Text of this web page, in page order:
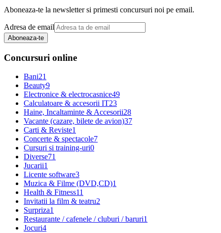
Aboneaza-te la newsletter si primesti concursuri noi pe email.
Adresa de email
Aboneaza-te
Concursuri online
Bani21
Beauty9
Electronice & electrocasnice49
Calculatoare & accesorii IT23
Haine, Incaltaminte & Accesorii28
Vacante (cazare, bilete de avion)37
Carti & Reviste1
Concerte & spectacole7
Cursuri si training-uri0
Diverse71
Jucarii1
Licente software3
Muzica & Filme (DVD,CD)1
Health & Fitness11
Invitatii la film & teatru2
Surpriza1
Restaurante / cafenele / cluburi / baruri1
Jocuri4